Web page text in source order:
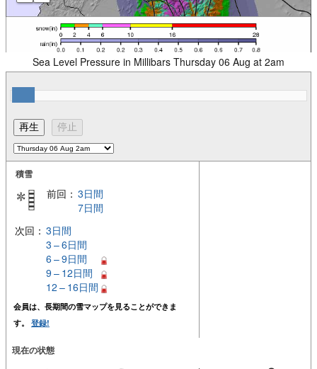
Sea Level Pressure in Millibars Thursday 06 Aug at 2am
積雪
前回： 3日間
7日間
次回： 3日間
3 – 6日間
6 – 9日間
9 – 12日間
12 – 16日間
会員は、長期間の雪マップを見ることができま
す。 登録!
現在の状態